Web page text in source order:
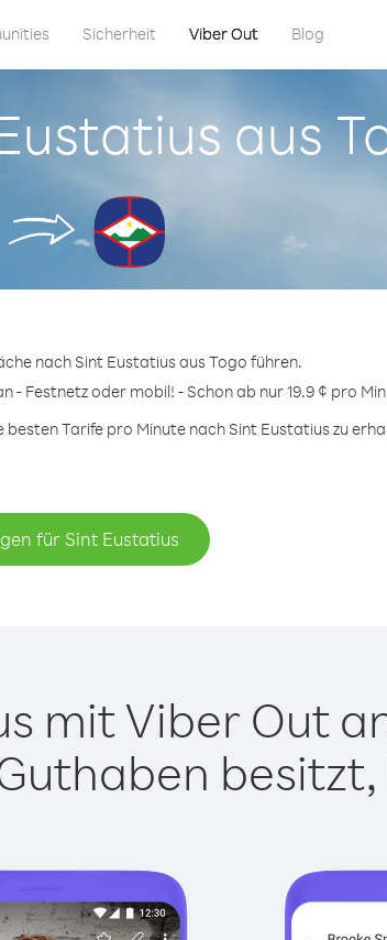
Sicherheit Viber Out Blog
aus
nach Sint Eustatius aus Togo führen.
- Festnetz oder mobil! - Schon ab nur 19.9 ¢ pro
Tarife pro Minute nach Sint Eustatius zu
für Sint Eustatius
mit Viber Out